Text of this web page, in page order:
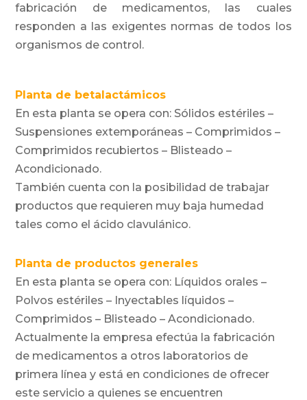
fabricación de medicamentos, las cuales
responden a las exigentes normas de todos los
organismos de control.
Planta de betalactámicos
En esta planta se opera con: Sólidos estériles –
Suspensiones extemporáneas – Comprimidos –
Comprimidos recubiertos – Blisteado –
Acondicionado.
También cuenta con la posibilidad de trabajar
productos que requieren muy baja humedad
tales como el ácido clavulánico.
Planta de productos generales
En esta planta se opera con: Líquidos orales –
Polvos estériles – Inyectables líquidos –
Comprimidos – Blisteado – Acondicionado.
Actualmente la empresa efectúa la fabricación
de medicamentos a otros laboratorios de
primera línea y está en condiciones de ofrecer
este servicio a quienes se encuentren